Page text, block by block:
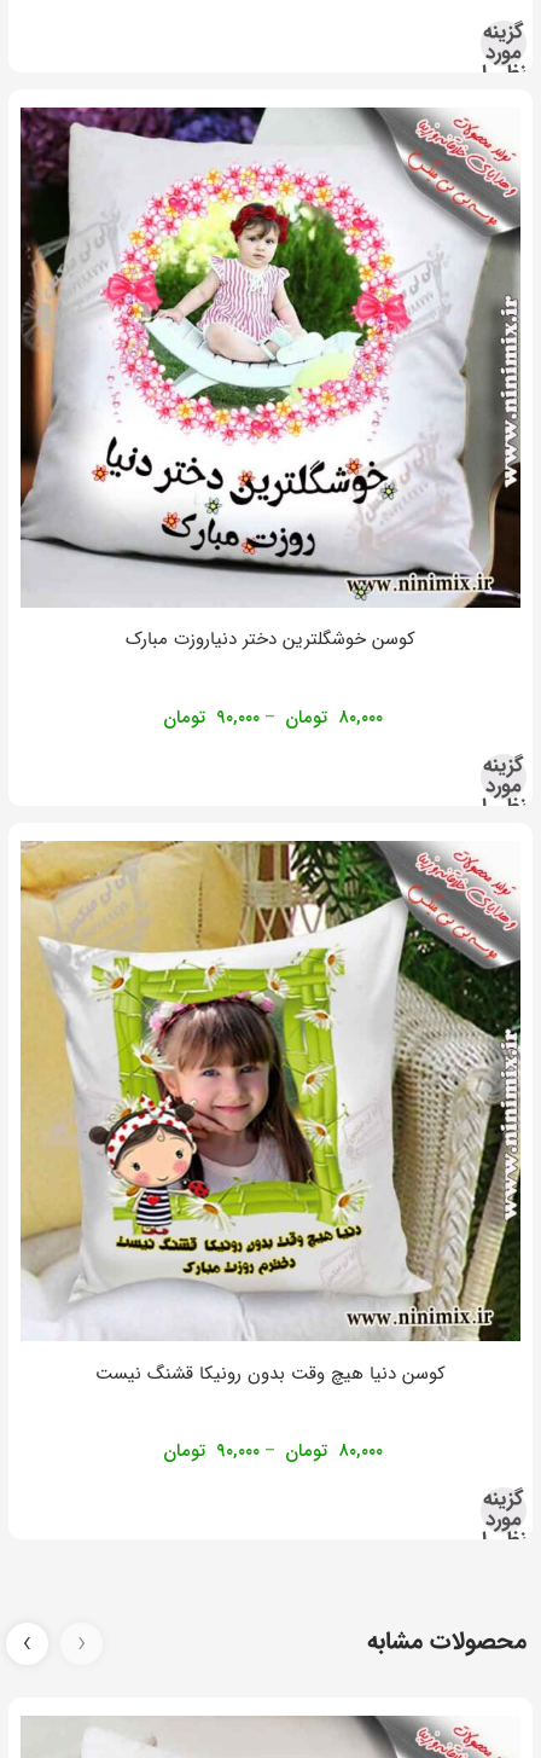
گزینه
مورد
نظر را
کوسن خوشگلترین دختر دنیاروزت مبارک
۸۰,۰۰۰ تومان – ۹۰,۰۰۰ تومان
گزینه
مورد
نظر را
کوسن دنیا هیچ وقت بدون رونیکا قشنگ نیست
۸۰,۰۰۰ تومان – ۹۰,۰۰۰ تومان
گزینه
مورد
نظر را
محصولات مشابه ‹
›